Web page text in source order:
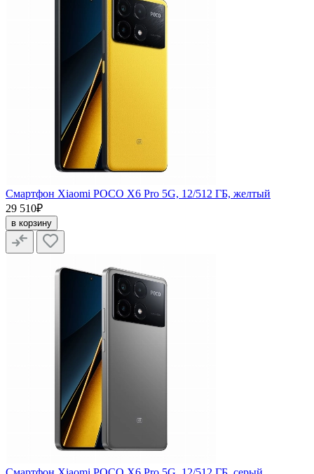
Смартфон Xiaomi POCO X6 Pro 5G, 12/512 ГБ, желтый
29 510₽
в корзину